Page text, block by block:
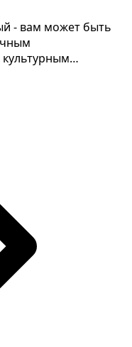
- вам может быть